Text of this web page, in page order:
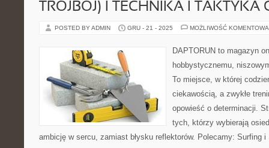
TRÓJBÓJ) I TECHNIKA I TAKTYKA
POSTED BY ADMIN GRU - 21 - 2025 MOŻLIWOŚĆ
DAPTORUN to magazyn
hobbystycznemu,
To miejsce, w której
ciekawością, a zwykłe
opowieść o determinacji.
tych, którzy wybierają
ambicję w sercu, zamiast błysku reflektorów. Polecamy: Surfing